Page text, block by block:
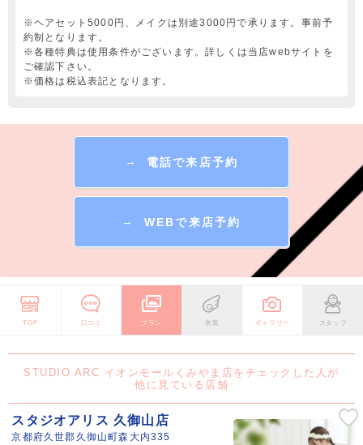
※ヘアセット5000円、メイクは別途3000円で承ります。事前予
約制となります。
※各種特典は使用条件がございます。詳しくは当店webサイトを
ご確認下さい。
※価格は税込表記となります。
→ 電話で来店予約
→ WEBで来店予約
TOP 口コミ プラン 衣装 ギャラリー スタッフ
STUDIO ARC イオンモールくみやま店をチェックした人が
他に見ている店舗
スタジオアリス 久御山店
京都府久世郡久御山町森大内335